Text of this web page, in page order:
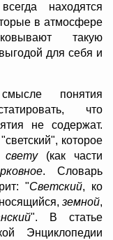
находятся
в атмосфере
такую
для себя и
понятия
что
не содержат.
которое
свету(как части
. Словарь
"Светский, ко
земной,
". В статье
Энциклопедии